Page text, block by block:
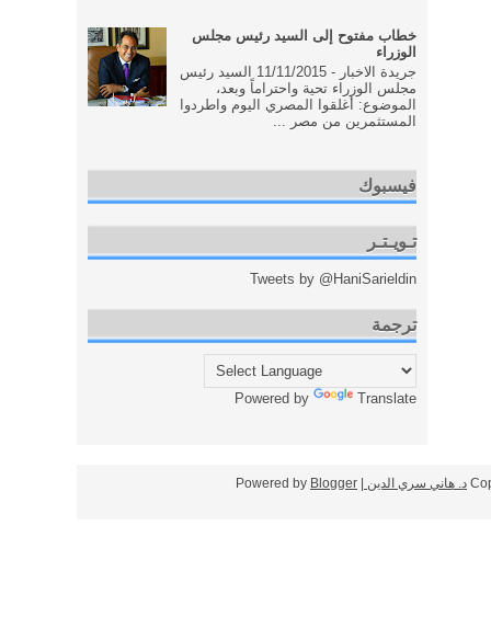
خطاب مفتوح إلى السيد رئيس مجلس
الوزراء
جريدة الاخبار - 11/11/2015 السيد رئيس
مجلس الوزراء تحية واحتراماً وبعد،
الموضوع: أغلقوا المصري اليوم واطردوا
المستثمرين من مصر ...
فيسبوك
تـويـتـر
Tweets by @HaniSarieldin
ترجمة
Powered by Translate
د. هاني سري الدين | Powered by
Blogger